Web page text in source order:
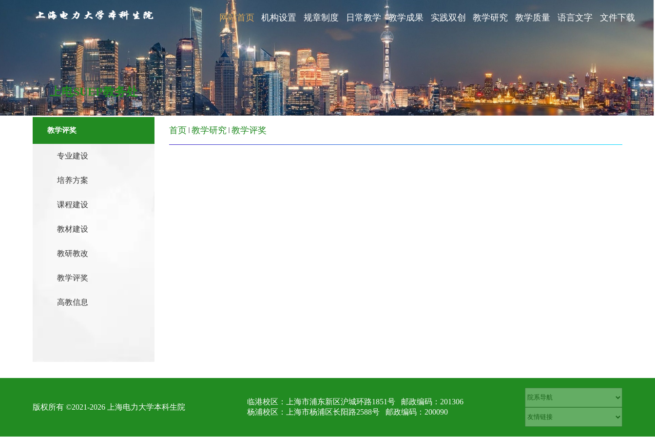
网站首页 机构设置 规章制度 日常教学 教学成果 实践双创 教学研究 教学质量 语言文字 文件下载
上电SUEP教务处
教学评奖
专业建设
培养方案
课程建设
教材建设
教研教改
教学评奖
高教信息
首页 教学研究 教学评奖
版权所有 ©2021-2026 上海电力大学本科生院
临港校区：上海市浦东新区沪城环路1851号 邮政编码：201306
杨浦校区：上海市杨浦区长阳路2588号 邮政编码：200090